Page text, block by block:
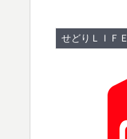
せどりＬＩＦＥ